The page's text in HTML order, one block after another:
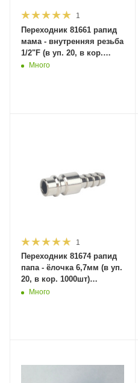
1
Переходник 81661 рапид
мама - внутренняя резьба
1/2"F (в уп. 20, в кор.
1000шт) MaxiTool
Много
1
Переходник 81674 рапид
папа - ёлочка 6,7мм (в уп.
20, в кор. 1000шт)
MaxiTool
Много